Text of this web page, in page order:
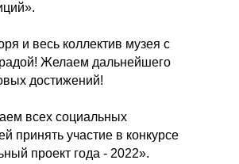
и весь коллектив музея с
Желаем дальнейшего
достижений!
всех социальных
принять участие в конкурсе
проект года - 2022».